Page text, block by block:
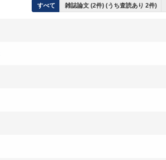
すべて 雑誌論文 (2件) (うち査読あり 2件)